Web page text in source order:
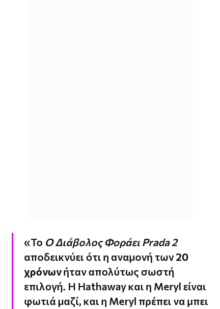
«Το Ο Διάβολος Φοράει Prada 2
αποδεικνύει ότι η αναμονή των 20
χρόνωνήταν απολύτως σωστή
επιλογή. Η Hathaway και η Meryl είναι
φωτιά μαζί, και η Meryl πρέπει να μπει